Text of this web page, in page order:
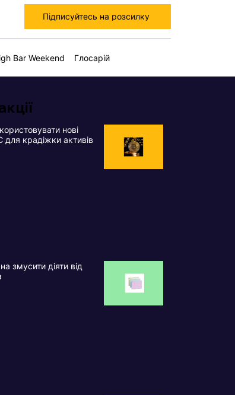
Підписуйтесь на розсилку
Bar Weekend Глосарій
нові
для крадіжки активів
змусити діяти від